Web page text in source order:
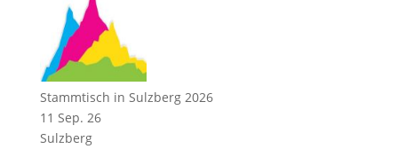
Stammtisch in Sulzberg 2026
11 Sep. 26
Sulzberg